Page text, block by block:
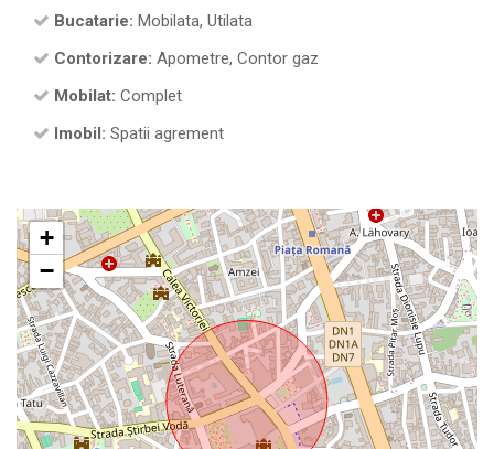
Bucatarie: Mobilata, Utilata
Contorizare: Apometre, Contor gaz
Mobilat: Complet
Imobil: Spatii agrement
+
−